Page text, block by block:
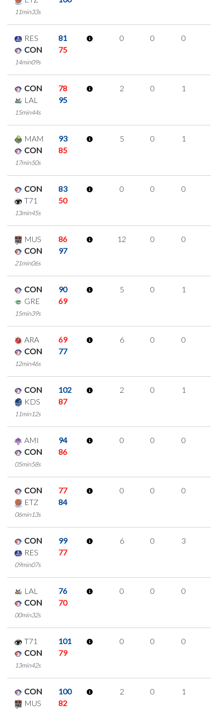
11min33s
RES
81
CON
75
14min09s
0 0 0
CON
78
LAL
95
15min44s
2 0 1
MAM
93
CON
85
17min50s
5 0 1
CON
83
T71
50
13min45s
0 0 0
MUS
86
CON
97
21min06s
12 0 0
CON
90
GRE
69
15min39s
5 0 1
ARA
69
CON
77
12min46s
6 0 0
CON
102
KDS
87
11min12s
2 0 1
AMI
94
CON
86
05min58s
0 0 0
CON
77
ETZ
84
06min13s
0 0 0
CON
99
RES
77
09min07s
6 0 3
LAL
76
CON
70
00min32s
0 0 0
T71
101
CON
79
13min42s
0 0 0
CON
100
MUS
82
2 0 1